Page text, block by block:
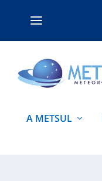
A METSUL